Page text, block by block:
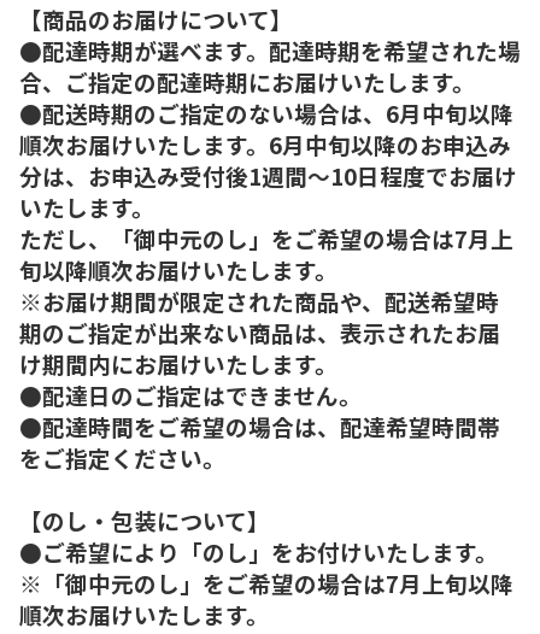
【商品のお届けについて】
●配達時期が選べます。配達時期を希望された場
合、ご指定の配達時期にお届けいたします。
●配送時期のご指定のない場合は、6月中旬以降
順次お届けいたします。6月中旬以降のお申込み
分は、お申込み受付後1週間～10日程度でお届け
いたします。
ただし、「御中元のし」をご希望の場合は7月上
旬以降順次お届けいたします。
※お届け期間が限定された商品や、配送希望時
期のご指定が出来ない商品は、表示されたお届
け期間内にお届けいたします。
●配達日のご指定はできません。
●配達時間をご希望の場合は、配達希望時間帯
をご指定ください。
【のし・包装について】
●ご希望により「のし」をお付けいたします。
※「御中元のし」をご希望の場合は7月上旬以降
順次お届けいたします。